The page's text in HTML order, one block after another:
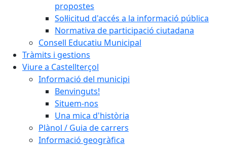
propostes
Sol·licitud d'accés a la informació pública
Normativa de participació ciutadana
Consell Educatiu Municipal
Tràmits i gestions
Viure a Castellterçol
Informació del municipi
Benvinguts!
Situem-nos
Una mica d'història
Plànol / Guia de carrers
Informació geogràfica